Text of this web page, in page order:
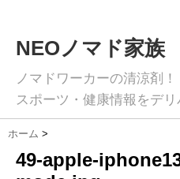
NEOノマド家族
ノマドワーカーの清涼剤
スポーツ・健康情報をデリ
ホーム >
49-apple-